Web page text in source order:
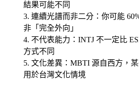
結果可能不同
連續光譜而非二分 ：你可能
非「完全外向」
不代表能力 ：INTJ 不一定比
方式不同
文化差異 ：MBTI 源自西方，
用於台灣文化情境